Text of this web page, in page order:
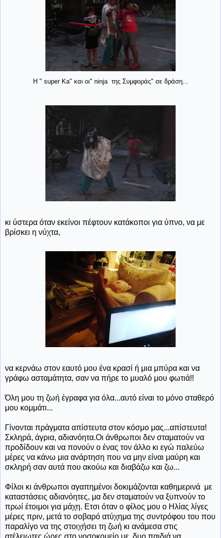
Η " super Ka" και οι" ninja της Συμφοράς" σε δράση...
κι ύστερα όταν εκείνοι πέφτουν κατάκοποι για ύπνο, να με
βρίσκει η νύχτα,
να κερνάω στον εαυτό μου ένα κρασί ή μια μπύρα και να
γράφω ασταμάτητα, σαν να πήρε το μυαλό μου φωτιά!!
Όλη μου τη ζωή έγραφα για όλα...αυτό είναι το μόνο σταθερό
μου κομμάτι...
Γίνονται πράγματα απίστευτα στον κόσμο μας...απίστευτα!
Σκληρά, άγρια, αδιανόητα.Οι άνθρωποι δεν σταματούν να
προδίδουν και να πονούν ο ένας τον άλλο κι εγώ παλεύω
μέρες να κάνω μια ανάρτηση που να μην είναι μαύρη και
σκληρή σαν αυτά που ακούω και διαβάζω και ζω...
Φίλοι κι άνθρωποι αγαπημένοι δοκιμάζονται καθημερινά με
καταστάσεις αδιανόητες, μα δεν σταματούν να ξυπνούν το
πρωί έτοιμοι για μάχη. Ετσι όταν ο φίλος μου ο Ηλίας λίγες
μέρες πριν, μετά το σοβαρό ατύχημα της συντρόφου του που
παραλίγο να της στοιχήσει τη ζωή κι ανάμεσα στις
ατέλειωτες ώρες στο νοσοκομείο με δυο παιδιά να